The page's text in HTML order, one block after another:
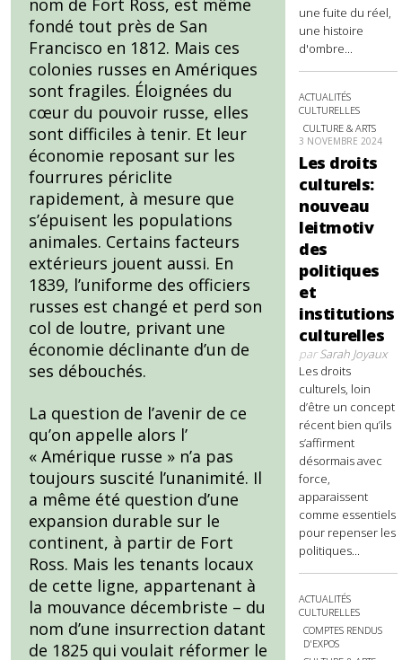
nom de Fort Ross, est même
fondé tout près de San
Francisco en 1812. Mais ces
colonies russes en Amériques
sont fragiles. Éloignées du
cœur du pouvoir russe, elles
sont difficiles à tenir. Et leur
économie reposant sur les
fourrures périclite
rapidement, à mesure que
s’épuisent les populations
animales. Certains facteurs
extérieurs jouent aussi. En
1839, l’uniforme des officiers
russes est changé et perd son
col de loutre, privant une
économie déclinante d’un de
ses débouchés.
La question de l’avenir de ce
qu’on appelle alors l’
« Amérique russe » n’a pas
toujours suscité l’unanimité. Il
a même été question d’une
expansion durable sur le
continent, à partir de Fort
Ross. Mais les tenants locaux
de cette ligne, appartenant à
la mouvance décembriste – du
nom d’une insurrection datant
de 1825 qui voulait réformer le
une fuite du réel,
une histoire
d'ombre...
ACTUALITÉS
CULTURELLES
CULTURE & ARTS
3 NOVEMBRE 2024
Les droits
culturels:
nouveau
leitmotiv
des
politiques
et
institutions
culturelles
parSarah Joyaux
Les droits
culturels, loin
d’être un concept
récent bien qu’ils
s’affirment
désormais avec
force,
apparaissent
comme essentiels
pour repenser les
politiques...
ACTUALITÉS
CULTURELLES
COMPTES RENDUS
D'EXPOS